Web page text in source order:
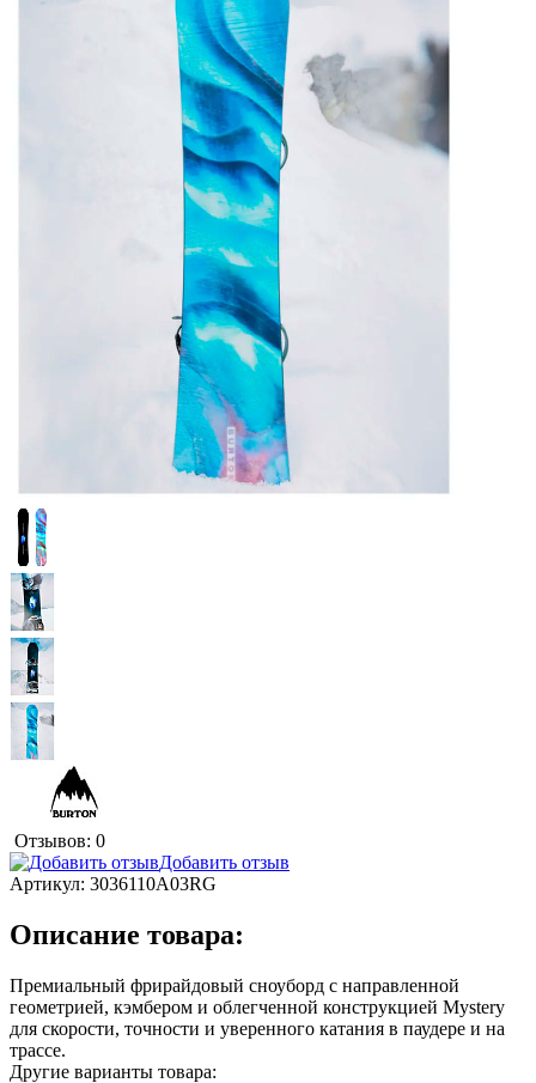
Отзывов: 0
Добавить отзыв
Артикул: 3036110A03RG
Описание товара:
Премиальный фрирайдовый сноуборд с направленной
геометрией, кэмбером и облегченной конструкцией Mystery
для скорости, точности и уверенного катания в паудере и на
трассе.
Другие варианты товара: